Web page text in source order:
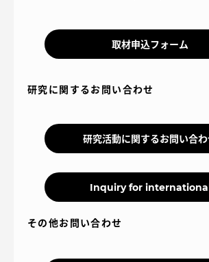
取材申込フォーム
研究に関するお問い合わせ
研究活動に関するお問い合
Inquiry for
その他お問い合わせ